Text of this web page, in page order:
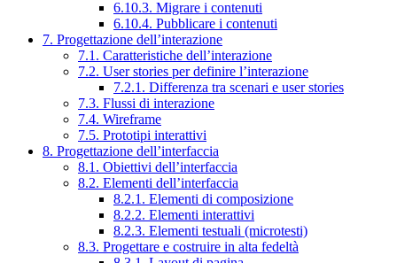
6.10.3. Migrare i contenuti
6.10.4. Pubblicare i contenuti
7. Progettazione dell’interazione
7.1. Caratteristiche dell’interazione
7.2. User stories per definire l’interazione
7.2.1. Differenza tra scenari e user stories
7.3. Flussi di interazione
7.4. Wireframe
7.5. Prototipi interattivi
8. Progettazione dell’interfaccia
8.1. Obiettivi dell’interfaccia
8.2. Elementi dell’interfaccia
8.2.1. Elementi di composizione
8.2.2. Elementi interattivi
8.2.3. Elementi testuali (microtesti)
8.3. Progettare e costruire in alta fedeltà